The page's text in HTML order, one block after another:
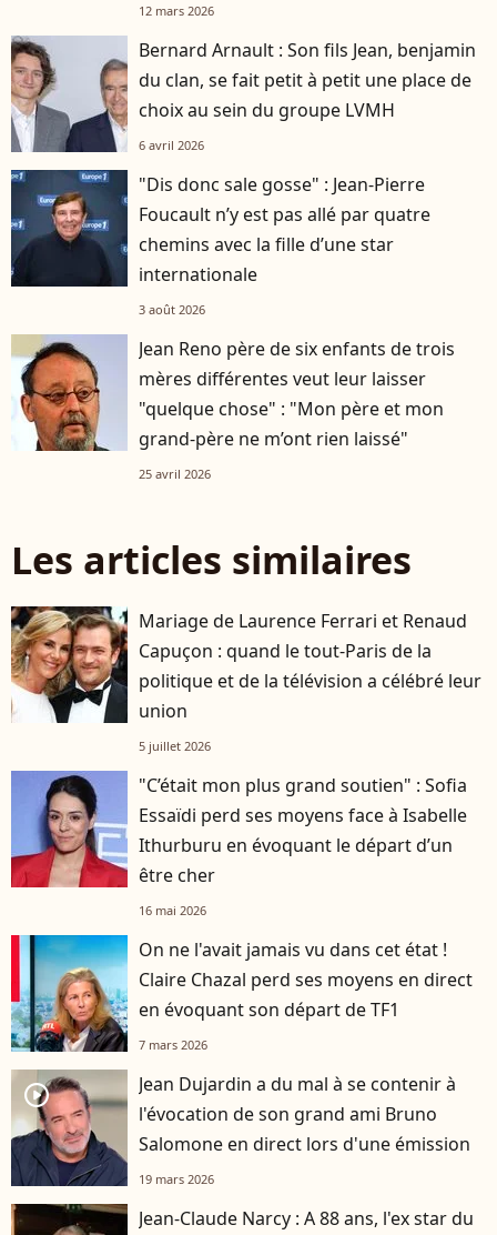
12 mars 2026
Bernard Arnault : Son fils Jean, benjamin
du clan, se fait petit à petit une place de
choix au sein du groupe LVMH
6 avril 2026
"Dis donc sale gosse" : Jean-Pierre
Foucault n’y est pas allé par quatre
chemins avec la fille d’une star
internationale
3 août 2026
Jean Reno père de six enfants de trois
mères différentes veut leur laisser
"quelque chose" : "Mon père et mon
grand-père ne m’ont rien laissé"
25 avril 2026
Les articles similaires
Mariage de Laurence Ferrari et Renaud
Capuçon : quand le tout-Paris de la
politique et de la télévision a célébré leur
union
5 juillet 2026
"C’était mon plus grand soutien" : Sofia
Essaïdi perd ses moyens face à Isabelle
Ithurburu en évoquant le départ d’un
être cher
16 mai 2026
On ne l'avait jamais vu dans cet état !
Claire Chazal perd ses moyens en direct
en évoquant son départ de TF1
7 mars 2026
player2
Jean Dujardin a du mal à se contenir à
l'évocation de son grand ami Bruno
Salomone en direct lors d'une émission
19 mars 2026
Jean-Claude Narcy : A 88 ans, l'ex star du